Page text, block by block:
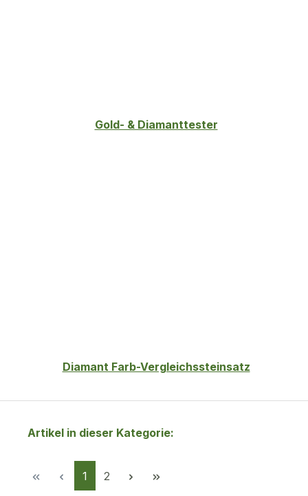
Gold- & Diamanttester
Diamant Farb-Vergleichssteinsatz
Artikel in dieser Kategorie:
Seite
1 Seite
2